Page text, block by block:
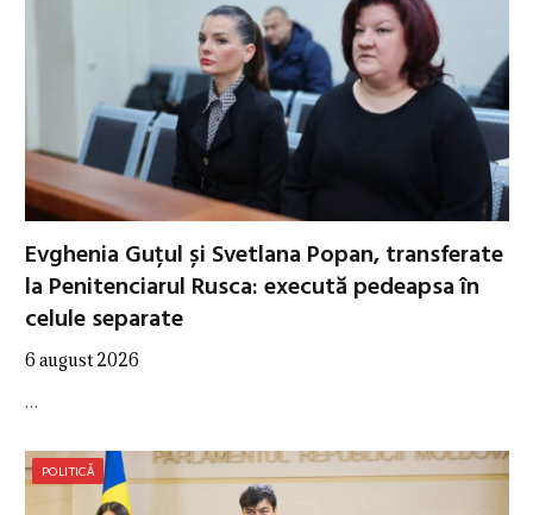
Evghenia Guțul și Svetlana Popan, transferate
la Penitenciarul Rusca: execută pedeapsa în
celule separate
6 august 2026
…
POLITICĂ